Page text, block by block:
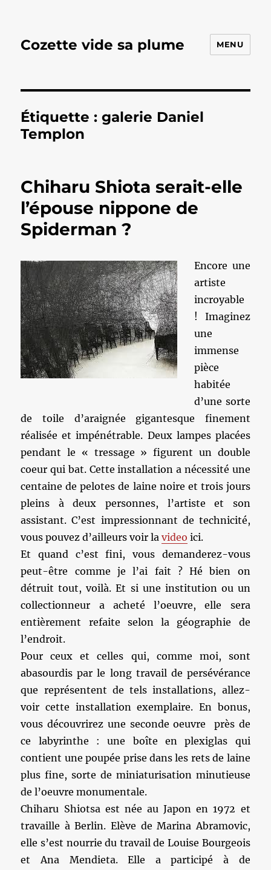
Cozette vide sa plume MENU
Étiquette :galerie Daniel
Templon
Chiharu Shiota serait-elle
l’épouse nippone de
Spiderman ?
Encore une
artiste
incroyable
! Imaginez
une
immense
pièce
habitée
d’une sorte
de toile d’araignée gigantesque finement
réalisée et impénétrable. Deux lampes placées
pendant le « tressage » figurent un double
coeur qui bat. Cette installation a nécessité une
centaine de pelotes de laine noire et trois jours
pleins à deux personnes, l’artiste et son
assistant. C’est impressionnant de technicité,
vous pouvez d’ailleurs voir lavideo ici.
Et quand c’est fini, vous demanderez-vous
peut-être comme je l’ai fait ? Hé bien on
détruit tout, voilà. Et si une institution ou un
collectionneur a acheté l’oeuvre, elle sera
entièrement refaite selon la géographie de
l’endroit.
Pour ceux et celles qui, comme moi, sont
abasourdis par le long travail de persévérance
que représentent de tels installations, allez-
voir cette installation exemplaire. En bonus,
vous découvrirez une seconde oeuvre près de
ce labyrinthe : une boîte en plexiglas qui
contient une poupée prise dans les rets de laine
plus fine, sorte de miniaturisation minutieuse
de l’oeuvre monumentale.
Chiharu Shiotsa est née au Japon en 1972 et
travaille à Berlin. Elève de Marina Abramovic,
elle s’est nourrie du travail de Louise Bourgeois
et Ana Mendieta. Elle a participé à de